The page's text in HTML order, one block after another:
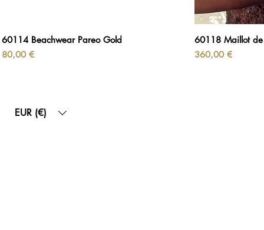
60114 Beachwear Pareo Gold
Prix
80,00 €
60118 Maillot
Prix
360,00 €
EUR (€)